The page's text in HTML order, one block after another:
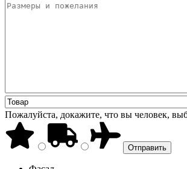
Пожалуйста, докажите, что вы человек,